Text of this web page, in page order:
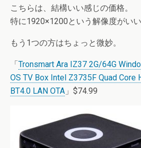
こちらは、結構いい感じの価格。
特に1920×1200という解像度がいい
もう1つの方はちょっと微妙。
「Tronsmart Ara IZ37 2G/64G
OS TV Box Intel Z3735F Quad
BT4.0 LAN OTA 」$74.99